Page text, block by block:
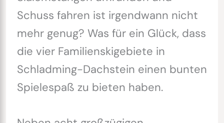
Schuss fahren ist irgendwann nicht
mehr genug? Was für ein Glück, dass
die vier Familienskigebiete in
Schladming-Dachstein einen bunten
Spielespaß zu bieten haben.